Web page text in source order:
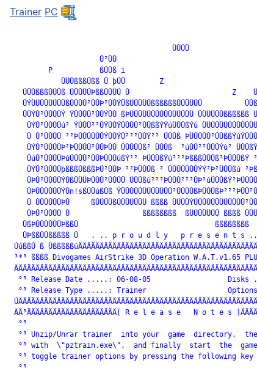
Trainer PC
                     Û²ÜÛ
P           ßÛÛß i
            ÜÜÛßßßÜßß Ü þÜÜ        Z
ÜÜÛßßßÛÜÛß ÜÜÛÜÜÞßßÛÛÜÜ Û                        Z
ÛÝÜÜÛÜÜÜÜÜßÛÛÛÛ²ÛÛÞ²ÛÛÝÜßÜÜÜÜÛßßßßßßÛÜÜÜÜÜ
ÛÜÝÛ²ÛÛÛÛÝ ÝÛÛÛÛ²ÛÛÝÛÛ ßÞÜÜÜÜÜÜÛÛÛÛÜÜÜÜÜ ÛÜÜÜÜÛßßßßßß
ÛÝÛ²ÛÛÛÛú² ÝÛÛÛ²²ÛÝÛÛÝÛÛÛÛ²ÛÛßßÝÝúÜÛÛßÝú
Û Û²ÛÛÛÛ ²²ÞÛÛÛÛÛÛÝÛÛÝÛ²²²ÛÛÝ²² ÜÛÛß
ÛÝÛ²ÛÛÛÛÞ²ÞÛÛÛÛ²ÛÛÞÛÛ ÛÛÛÛÛß² ÜÛÛß  ²úÛÛ²²ÛÛÛÝú²
ÛúÛ²ÛÛÛÛÞúÜÛÛÛ²ÛÛÞÜÛÛúßÝ²² ÞÜÛÛßÝú²²²ÞßßßÛÛÛß²ÞÜÛÛßÝ
ÛÝÛ²ÛÛÛÛþßßßÛßßßÞÜ²ÛÛÞ ²²ÞÜÛÛß ² ÜÛÛÛÛÛÛÝÝ²Þ²ÜÛÛßú
ÛÞÛ²ÛÛÛÛÝÛßÜÜÜÞÛÛÛ²ÛÛÛÜ
ÛÞÛÛÛÛÛÛÝÛn!sßÜÜúßÛß
Û ÛÛÛÛÛÛÞÛ     ßÛÜÜÜßÜÜÜÜÜÜÜ ßßßß
ÛÞÛ²ÛÛÛÛ Û                 ßßßßßßßß  ßÜÜÜÜÜÜÜ ßßßß
ÛßÞÛÛÛÛÛÛÞßßÜ                                ßßßßßßßß
ÛÞßßÛÛßßßßß Û   . .. p r o u d l y   p r e s e n t s
ÚúßßÛ ß
³*³ ßßßß Divogames AirStrike 3D Operation W.A.T.v1.65
°³ Release Date .....: 06-08-05                  Disks
°³ Release Type .....: Trainer
ÀÄ³ÄÄÄÄÄÄÄÄÄÄÄÄÄÄÄÄÄÄÄÄÄ[ R e l e a s e   N o t e s
°³
°³ Unzip/Unrar trainer  into your  game  directory,
°³ with  \"pztrain.exe\",  and finally  start  the
°³ toggle trainer options by pressing the following key
°³